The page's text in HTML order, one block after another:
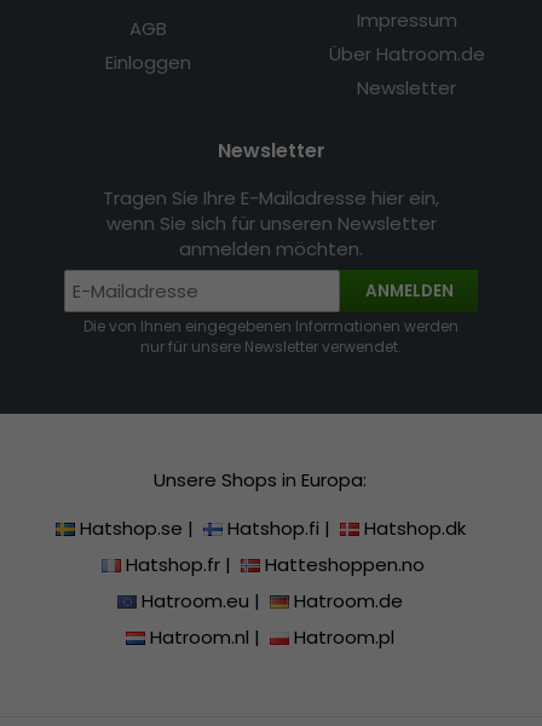
AGB
Einloggen
Impressum
Über Hatroom.de
Newsletter
Newsletter
Tragen Sie Ihre E-Mailadresse hier ein,
wenn Sie sich für unseren Newsletter
anmelden möchten.
ANMELDEN
Die von Ihnen eingegebenen Informationen werden
nur für unsere Newsletter verwendet.
Unsere Shops in Europa:
Hatshop.se | Hatshop.fi |
Hatshop.dk
Hatshop.fr|
Hatteshoppen.no
Hatroom.eu |
Hatroom.de
Hatroom.nl | Hatroom.pl